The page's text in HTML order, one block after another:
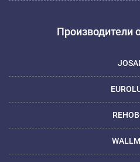
Производители